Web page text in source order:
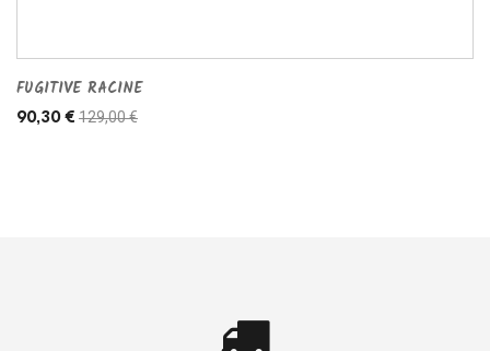
FUGITIVE RACINE
90,30 € 129,00 €